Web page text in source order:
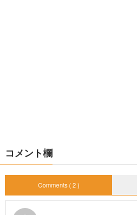
コメント欄
Comments ( 2 )